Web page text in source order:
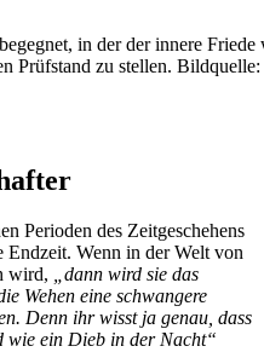
in der der innere
Prüfstand zu stellen. Bildquelle:
Perioden des Zeitgeschehens
Endzeit. Wenn in der Welt von
wird, „dann wird sie das
Wehen eine schwangere
Denn ihr wisst ja genau, dass
wie ein Dieb in der Nacht“